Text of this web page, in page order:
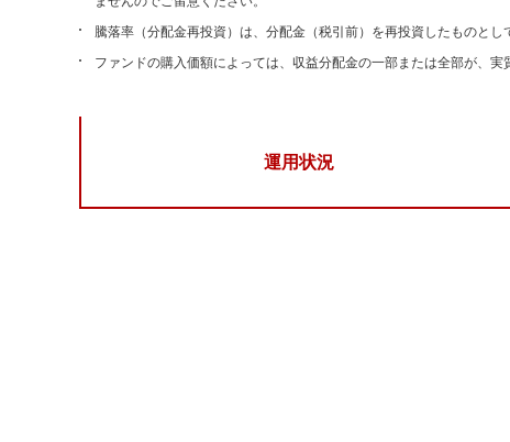
騰落率（分配金再投資）は、分配金（税引前）を再投資したものとし
ファンドの購入価額によっては、収益分配金の一部または全部が、実
運用状況